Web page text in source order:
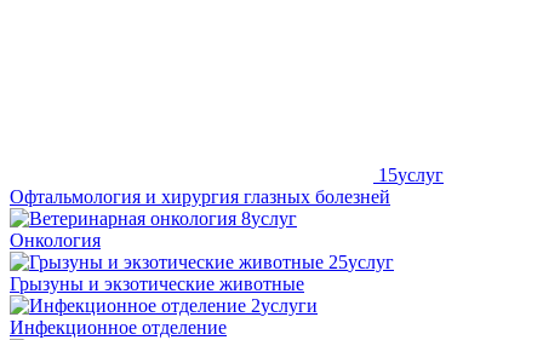
15услуг
Офтальмология и хирургия глазных болезней
8услуг
Онкология
25услуг
Грызуны и экзотические животные
2услуги
Инфекционное отделение